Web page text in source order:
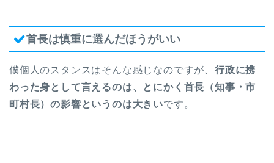
首長は慎重に選んだほうがいい
僕個人のスタンスはそんな感じなのですが、 行政に携
わった身として言えるのは、とにかく首長（知事・市
町村長）の影響というのは大きいです。